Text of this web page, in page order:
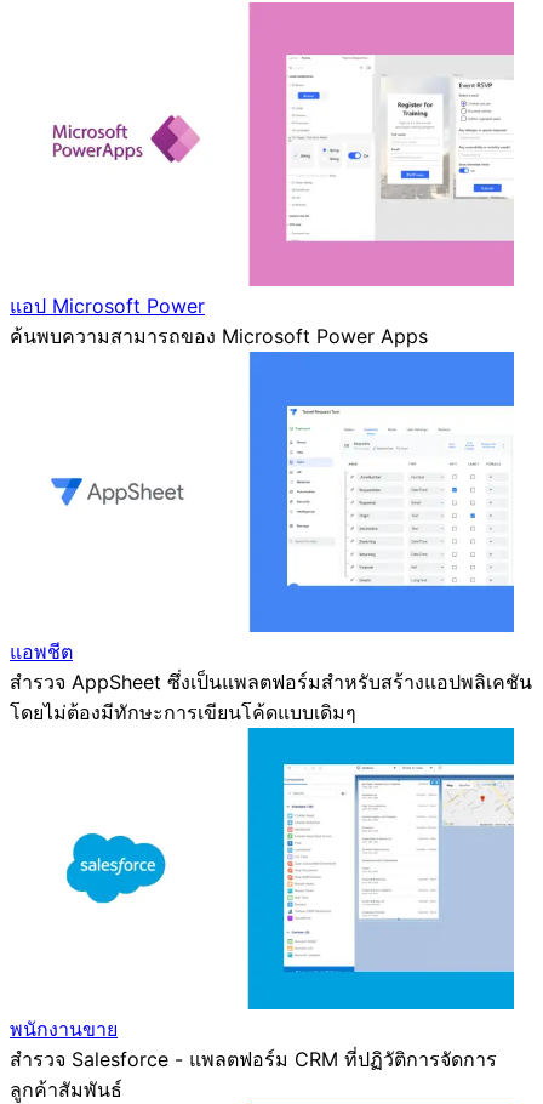
แอป Microsoft Power
ค้นพบความสามารถของ Microsoft Power Apps
แอพชีต
สำรวจ AppSheet ซึ่งเป็นแพลตฟอร์มสำหรับสร้างแอปพลิเคชัน
โดยไม่ต้องมีทักษะการเขียนโค้ดแบบเดิมๆ
พนักงานขาย
สำรวจ Salesforce - แพลตฟอร์ม CRM ที่ปฏิวัติการจัดการ
ลูกค้าสัมพันธ์